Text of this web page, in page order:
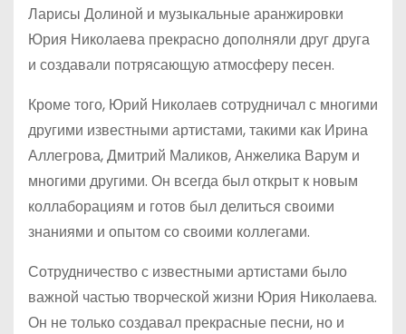
Ларисы Долиной и музыкальные аранжировки
Юрия Николаева прекрасно дополняли друг друга
и создавали потрясающую атмосферу песен.
Кроме того, Юрий Николаев сотрудничал с многими
другими известными артистами, такими как Ирина
Аллегрова, Дмитрий Маликов, Анжелика Варум и
многими другими. Он всегда был открыт к новым
коллаборациям и готов был делиться своими
знаниями и опытом со своими коллегами.
Сотрудничество с известными артистами было
важной частью творческой жизни Юрия Николаева.
Он не только создавал прекрасные песни, но и